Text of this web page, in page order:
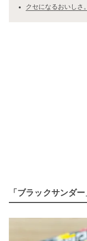
クセになるおいしさ
「ブラックサンダ